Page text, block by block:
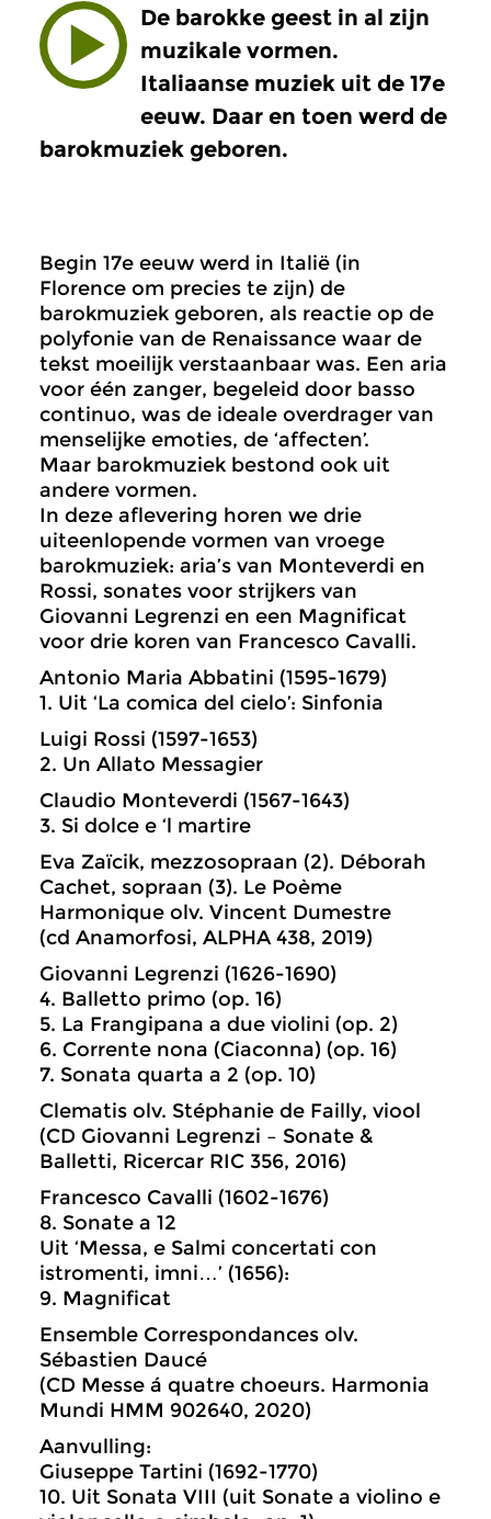
De barokke geest in al zijn
muzikale vormen.
Italiaanse muziek uit de 17e
eeuw. Daar en toen werd de
barokmuziek geboren.
Begin 17e eeuw werd in Italië (in
Florence om precies te zijn) de
barokmuziek geboren, als reactie op de
polyfonie van de Renaissance waar de
tekst moeilijk verstaanbaar was. Een aria
voor één zanger, begeleid door basso
continuo, was de ideale overdrager van
menselijke emoties, de ‘affecten’.
Maar barokmuziek bestond ook uit
andere vormen.
In deze aflevering horen we drie
uiteenlopende vormen van vroege
barokmuziek: aria’s van Monteverdi en
Rossi, sonates voor strijkers van
Giovanni Legrenzi en een Magnificat
voor drie koren van Francesco Cavalli.
Antonio Maria Abbatini (1595-1679)
1. Uit ‘La comica del cielo’: Sinfonia
Luigi Rossi (1597-1653)
2. Un Allato Messagier
Claudio Monteverdi (1567-1643)
3. Si dolce e ‘l martire
Eva Zaïcik, mezzosopraan (2). Déborah
Cachet, sopraan (3). Le Poème
Harmonique olv. Vincent Dumestre
(cd Anamorfosi, ALPHA 438, 2019)
Giovanni Legrenzi (1626-1690)
4. Balletto primo (op. 16)
5. La Frangipana a due violini (op. 2)
6. Corrente nona (Ciaconna) (op. 16)
7. Sonata quarta a 2 (op. 10)
Clematis olv. Stéphanie de Failly, viool
(CD Giovanni Legrenzi – Sonate &
Balletti, Ricercar RIC 356, 2016)
Francesco Cavalli (1602-1676)
8. Sonate a 12
Uit ‘Messa, e Salmi concertati con
istromenti, imni…’ (1656):
9. Magnificat
Ensemble Correspondances olv.
Sébastien Daucé
(CD Messe á quatre choeurs. Harmonia
Mundi HMM 902640, 2020)
Aanvulling:
Giuseppe Tartini (1692-1770)
10. Uit Sonata VIII (uit Sonate a violino e